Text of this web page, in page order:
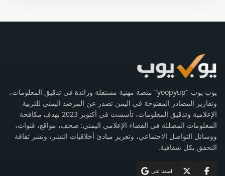
يوب يوب "yoopyup" منصة مهنية مستقلة ورائدة في تدقيق المعلومات،
وتقارير المصادر المفتوحة في اليمن تصدر عن المرصد اليمني للتربية
الإعلامية وتدقيق المعلومات، تأسست في أكتوبر 2023 بهدف مكافحة
المعلومات المضللة في الفضاء الإعلامي اليمني: صحف، مواقع، قنوات،
ووسائل التواصل الاجتماعي، وتعزيز مبادئ أخلاقيات النشر، ونشر ثقافة
التحقق بكل شفافية.
اضفنا على